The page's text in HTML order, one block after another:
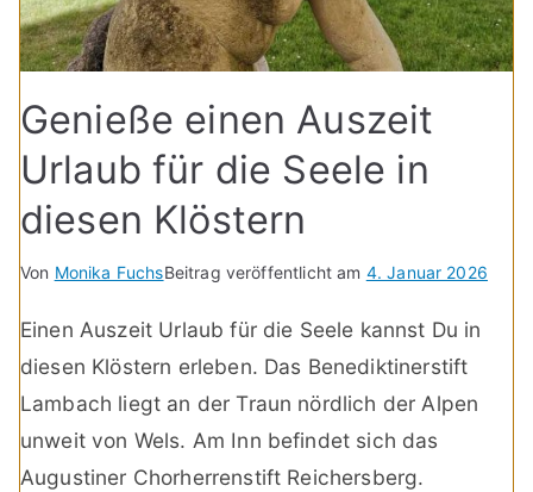
Genieße einen Auszeit
Urlaub für die Seele in
diesen Klöstern
Von Monika FuchsBeitrag veröffentlicht am 4. Januar 2026
Einen Auszeit Urlaub für die Seele kannst Du in
diesen Klöstern erleben. Das Benediktinerstift
Lambach liegt an der Traun nördlich der Alpen
unweit von Wels. Am Inn befindet sich das
Augustiner Chorherrenstift Reichersberg.